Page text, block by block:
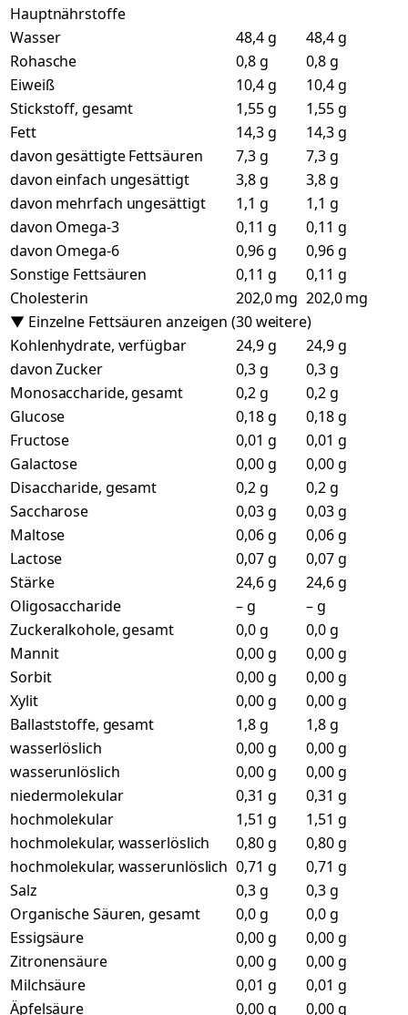
Hauptnährstoffe
Wasser
48,4 g
48,4 g
Rohasche
0,8 g
0,8 g
Eiweiß
10,4 g
10,4 g
Stickstoff, gesamt
1,55 g
1,55 g
Fett
14,3 g
14,3 g
davon gesättigte Fettsäuren
7,3 g
7,3 g
davon einfach ungesättigt
3,8 g
3,8 g
davon mehrfach ungesättigt
1,1 g
1,1 g
davon Omega-3
0,11 g
0,11 g
davon Omega-6
0,96 g
0,96 g
Sonstige Fettsäuren
0,11 g
0,11 g
Cholesterin
202,0 mg 202,0 mg
▼ Einzelne Fettsäuren anzeigen (30 weitere)
Kohlenhydrate, verfügbar
24,9 g
24,9 g
davon Zucker
0,3 g
0,3 g
Monosaccharide, gesamt
0,2 g
0,2 g
Glucose
0,18 g
0,18 g
Fructose
0,01 g
0,01 g
Galactose
0,00 g
0,00 g
Disaccharide, gesamt
0,2 g
0,2 g
Saccharose
0,03 g
0,03 g
Maltose
0,06 g
0,06 g
Lactose
0,07 g
0,07 g
Stärke
24,6 g
24,6 g
Oligosaccharide
– g
– g
Zuckeralkohole, gesamt
0,0 g
0,0 g
Mannit
0,00 g
0,00 g
Sorbit
0,00 g
0,00 g
Xylit
0,00 g
0,00 g
Ballaststoffe, gesamt
1,8 g
1,8 g
wasserlöslich
0,00 g
0,00 g
wasserunlöslich
0,00 g
0,00 g
niedermolekular
0,31 g
0,31 g
hochmolekular
1,51 g
1,51 g
hochmolekular, wasserlöslich
0,80 g
0,80 g
hochmolekular, wasserunlöslich 0,71 g
0,71 g
Salz
0,3 g
0,3 g
Organische Säuren, gesamt
0,0 g
0,0 g
Essigsäure
0,00 g
0,00 g
Zitronensäure
0,00 g
0,00 g
Milchsäure
0,01 g
0,01 g
Äpfelsäure
0,00 g
0,00 g